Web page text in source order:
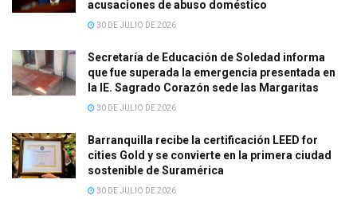
acusaciones de abuso doméstico
30 DE JULIO DE 2026
Secretaría de Educación de Soledad informa
que fue superada la emergencia presentada en
la IE. Sagrado Corazón sede las Margaritas
30 DE JULIO DE 2026
Barranquilla recibe la certificación LEED for
cities Gold y se convierte en la primera ciudad
sostenible de Suramérica
30 DE JULIO DE 2026